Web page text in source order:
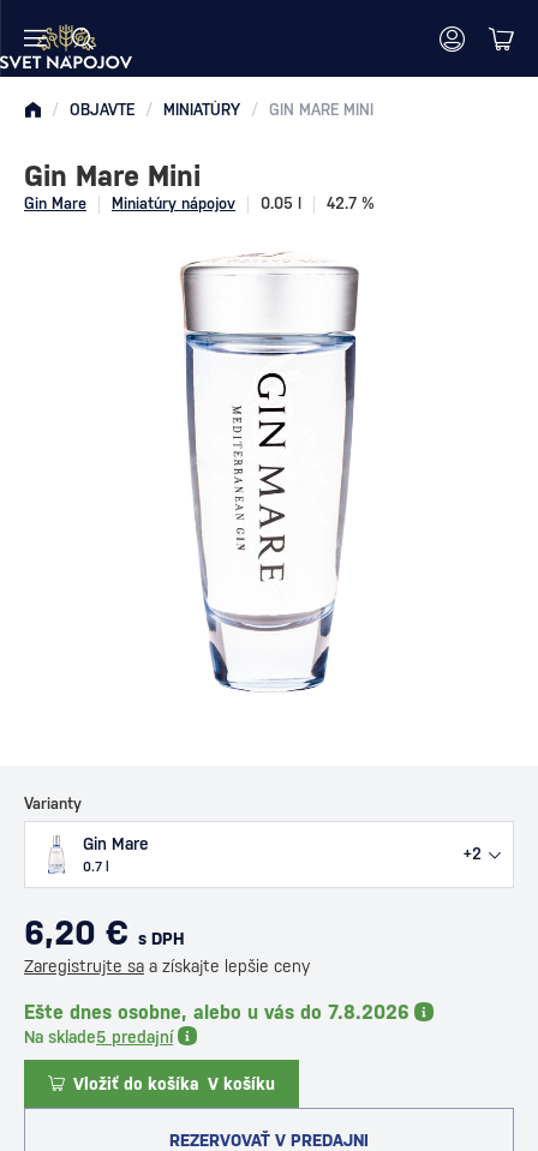
/ OBJAVTE / MINIATÚRY / GIN MARE MINI
Gin Mare Miniatúry nápojov 0.05 l 42.7 %
Gin Mare Mini
Varianty
Gin Mare
0.7 l
+2
6,20 € s DPH
Zaregistrujte sa a získajte lepšie ceny
Ešte dnes osobne, alebo u vás do 7.8.2026
Na sklade5 predajní
Vložiť do košíka V košíku
REZERVOVAŤ V PREDAJNI